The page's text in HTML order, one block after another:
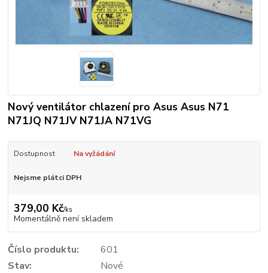
Nový ventilátor chlazení pro Asus Asus N71
N71JQ N71JV N71JA N71VG
Dostupnost Na vyžádání
Nejsme plátci DPH
379,00 Kč/ks
Momentálně není skladem
Číslo produktu:
601
Stav:
Nové